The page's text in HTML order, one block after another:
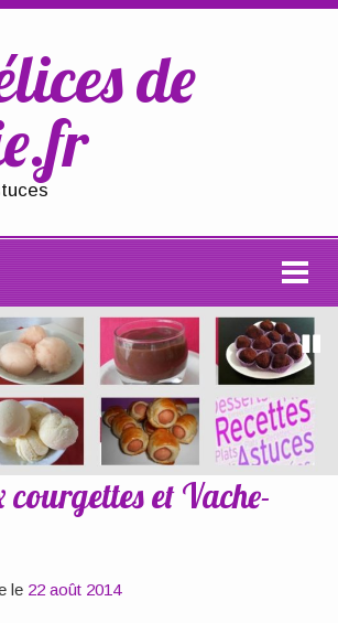
de
courgettes et Vache-
le 22 août 2014